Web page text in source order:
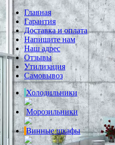
Главная
Гарантия
Доставка и оплата
Напишите нам
Наш адрес
Отзывы
Утилизация
Самовывоз
Холодильники
Морозильники
Винные шкафы